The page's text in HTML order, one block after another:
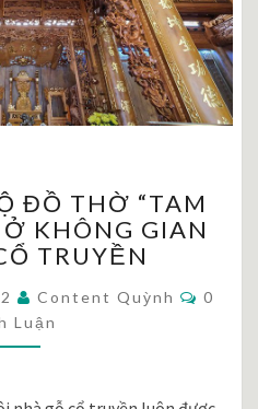
THIỆU
BỘ
ĐỒ
“TAM
SƯ
MAI
ĐỒ THỜ “TAM
KHÔNG GIAN
TRUYỀN
Content Quỳnh
Bình
Luận
0
Luận